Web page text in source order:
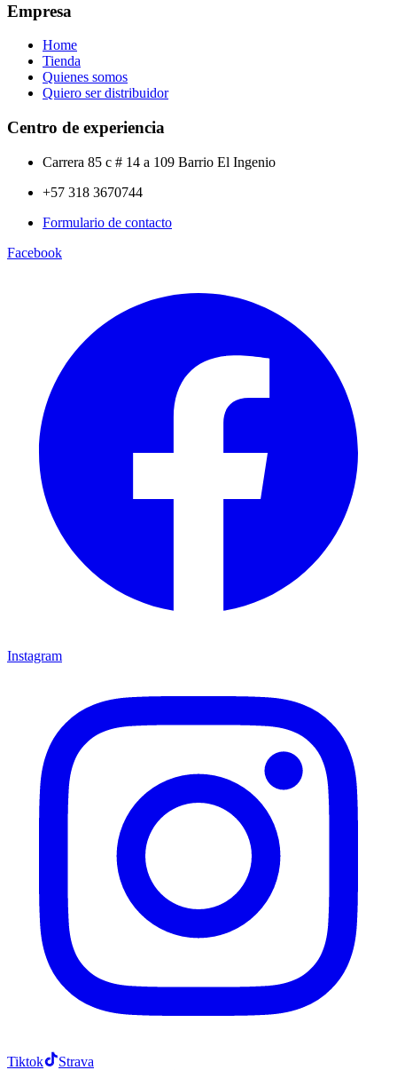
Empresa
Home
Tienda
Quienes somos
Quiero ser distribuidor
Centro de experiencia
Carrera 85 c # 14 a 109 Barrio El Ingenio
+57 318 3670744
Formulario de contacto
Facebook
Instagram
Tiktok Strava